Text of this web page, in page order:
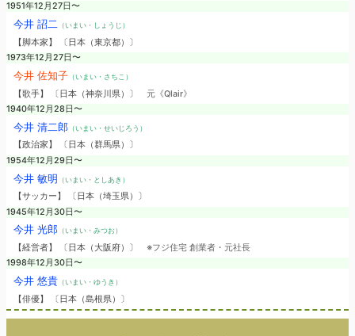
1951年12月27日〜
今井 詔二 （いまい・しょうじ）
【脚本家】 〔日本（東京都）〕
1973年12月27日〜
今井 佐知子（いまい・さちこ）
【歌手】 〔日本（神奈川県）〕 元《Qlair》
1940年12月28日〜
今井 清二郎（いまい・せいじろう）
【政治家】 〔日本（群馬県）〕
1954年12月29日〜
今井 敏明 （いまい・としあき）
【サッカー】 〔日本（埼玉県）〕
1945年12月30日〜
今井 光郎（いまい・みつお）
【経営者】 〔日本（大阪府）〕 ※フジ住宅 創業者・元社長
1998年12月30日〜
今井 悠貴（いまい・ゆうき）
【俳優】 〔日本（島根県）〕